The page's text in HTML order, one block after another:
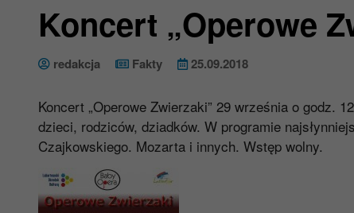
Koncert „Operowe
redakcja Fakty 25.09.2018
Koncert „Operowe Zwierzaki” 29 września o godz.
dzieci, rodziców, dziadków. W programie
Czajkowskiego. Mozarta i innych. Wstęp wolny.